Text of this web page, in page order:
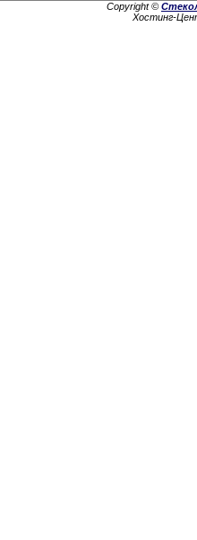
Copyright ©
Хостинг-